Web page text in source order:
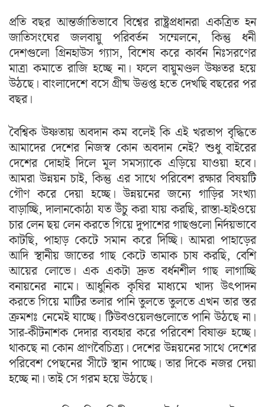
প্রতি বছর আন্তর্জাতিভাবে বিশ্বের রাষ্ট্রপ্রধানরা একত্রিত হন
জাতিসংঘের জলবায়ু পরিবর্তন সম্মেলনে, কিন্তু ধনী
দেশগুলো গ্রিনহাউস গ্যাস, বিশেষ করে কার্বন নিঃসরণের
মাত্রা কমাতে রাজি হচ্ছে না। ফলে বায়ুমণ্ডল উষ্ণতর হয়ে
উঠছে। বাংলাদেশে বসে গ্রীষ্ম উত্তপ্ত হতে দেখছি বছরের পর
বছর।
বৈশ্বিক উষ্ণতায় অবদান কম বলেই কি এই খরতাপ বৃদ্ধিতে
আমাদের দেশের নিজস্ব কোন অবদান নেই? শুধু বাইরের
দেশের দোহাই দিলে মূল সমস্যাকে এড়িয়ে যাওয়া হবে।
আমরা উন্নয়ন চাই, কিন্তু এর সাথে পরিবেশ রক্ষার বিষয়টি
গৌণ করে দেয়া হচ্ছে। উন্নয়নের জন্যে গাড়ির সংখ্যা
বাড়াচ্ছি, দালানকোঠা যত উঁচু করা যায় করছি, রাস্তা-হাইওয়ে
চার লেন ছয় লেন করতে গিয়ে দুপাশের গাছগুলো নির্দয়ভাবে
কাটছি, পাহাড় কেটে সমান করে দিচ্ছি। আমরা পাহাড়ের
আদি স্থানীয় জাতের গাছ কেটে তামাক চাষ করছি, বেশি
আয়ের লোভে। এক একটা দ্রুত বর্ধনশীল গাছ লাগাচ্ছি
বনায়নের নামে। আধুনিক কৃষির মাধ্যমে খাদ্য উৎপাদন
করতে গিয়ে মাটির তলার পানি তুলতে তুলতে এখন তার স্তর
ক্রমশঃ নেমেই যাচ্ছে। টিউবওয়েলগুলোতে পানি উঠছে না।
সার-কীটনাশক দেদার ব্যবহার করে পরিবেশ বিষাক্ত হচ্ছে।
থাকছে না কোন প্রাণবৈচিত্র্য। দেশের উন্নয়নের সাথে দেশের
পরিবেশ পেছনের সীটে স্থান পাচ্ছে। তার দিকে নজর দেয়া
হচ্ছে না। তাই সে গরম হয়ে উঠছে।